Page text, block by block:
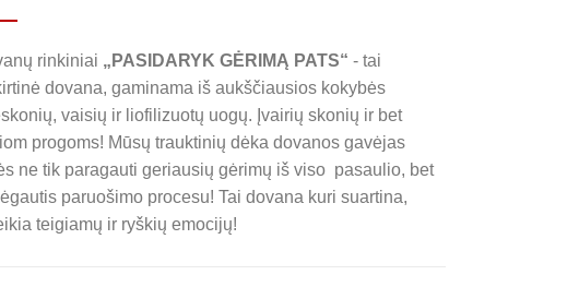
rinkiniai „PASIDARYK GĖRIMĄ PATS“ - tai
dovana, gaminama iš aukščiausios kokybės
vaisių ir liofilizuotų uogų. Įvairių skonių ir bet
progoms! Mūsų trauktinių dėka dovanos gavėjas
ne tik paragauti geriausių gėrimų iš viso pasaulio, bet
paruošimo procesu! Tai dovana kuri suartina,
teigiamų ir ryškių emocijų!